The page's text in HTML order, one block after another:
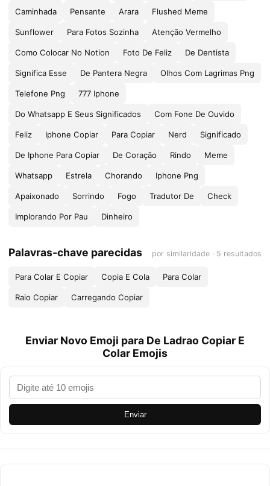
Caminhada Pensante Arara Flushed Meme
Sunflower Para Fotos Sozinha Atenção Vermelho
Como Colocar No Notion Foto De Feliz De Dentista
Significa Esse De Pantera Negra Olhos Com Lagrimas Png
Telefone Png 777 Iphone
Do Whatsapp E Seus Significados Com Fone De Ouvido
Feliz Iphone Copiar Para Copiar Nerd Significado
De Iphone Para Copiar De Coração Rindo Meme
Whatsapp Estrela Chorando Iphone Png
Apaixonado Sorrindo Fogo Tradutor De Check
Implorando Por Pau Dinheiro
Palavras-chave parecidas por similaridade · 5 resultados
Para Colar E Copiar Copia E Cola Para Colar
Raio Copiar Carregando Copiar
Enviar Novo Emoji para De Ladrao Copiar E
Colar Emojis
Enviar